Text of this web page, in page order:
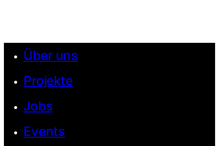
Über uns
Projekte
Jobs
Events